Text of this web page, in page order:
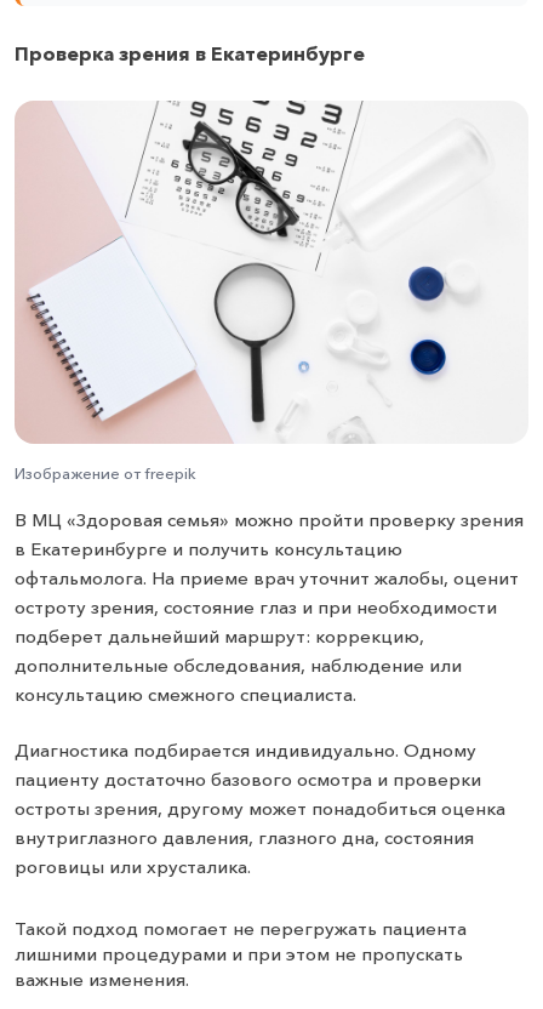
Проверка зрения в Екатеринбурге
Изображение от freepik
В МЦ «Здоровая семья» можно пройти проверку зрения
в Екатеринбурге и получить консультацию
офтальмолога. На приеме врач уточнит жалобы, оценит
остроту зрения, состояние глаз и при необходимости
подберет дальнейший маршрут: коррекцию,
дополнительные обследования, наблюдение или
консультацию смежного специалиста.
Диагностика подбирается индивидуально. Одному
пациенту достаточно базового осмотра и проверки
остроты зрения, другому может понадобиться оценка
внутриглазного давления, глазного дна, состояния
роговицы или хрусталика.
Такой подход помогает не перегружать пациента
лишними процедурами и при этом не пропускать
важные изменения.